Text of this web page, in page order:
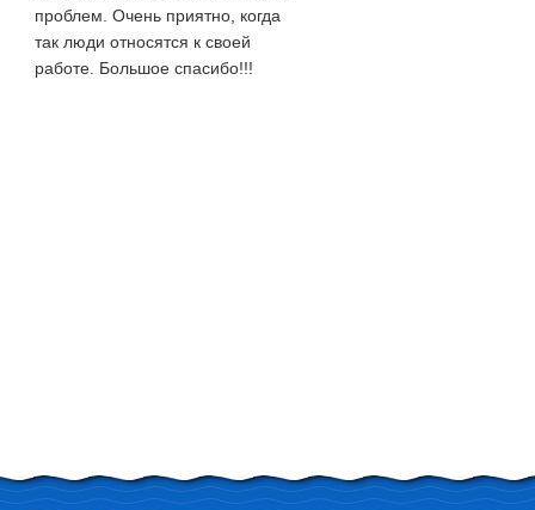
проблем. Очень приятно, когда
так люди относятся к своей
работе. Большое спасибо!!!